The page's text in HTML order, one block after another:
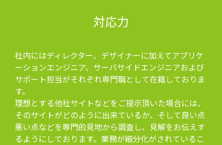
対応力
社内にはディレクター、デザイナーに加えてアプリケ
ーションエンジニア、サーバサイドエンジニアおよび
サポート担当がそれぞれ専門職として在籍しておりま
す。
理想とする他社サイトなどをご提示頂いた場合には、
そのサイトがどのように出来ているか、そして良い点
悪い点などを専門的見地から調査し、見解をお伝えす
るようにしております。業務が細分化がされているこ